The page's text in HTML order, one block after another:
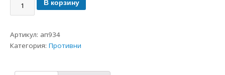
В корзину
Артикул: ап934
Категория:Противни